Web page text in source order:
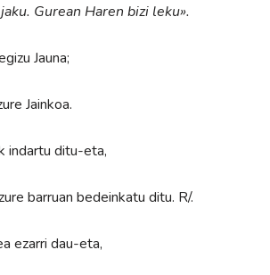
Gurean Haren bizi leku».
Jauna;
Jainkoa.
indartu ditu-eta,
barruan bedeinkatu ditu. R/.
ezarri dau-eta,